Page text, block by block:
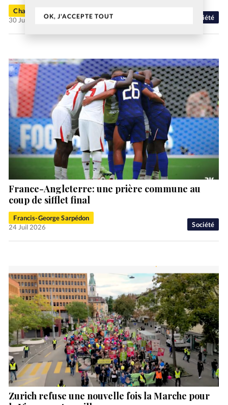
OK, J'ACCEPTE TOUT Société
Charlotte Moulin
30 Juil 2026
Société
France-Angleterre: une prière commune au
coup de sifflet final
Francis-George Sarpédon
24 Juil 2026
Zurich refuse une nouvelle fois la Marche pour